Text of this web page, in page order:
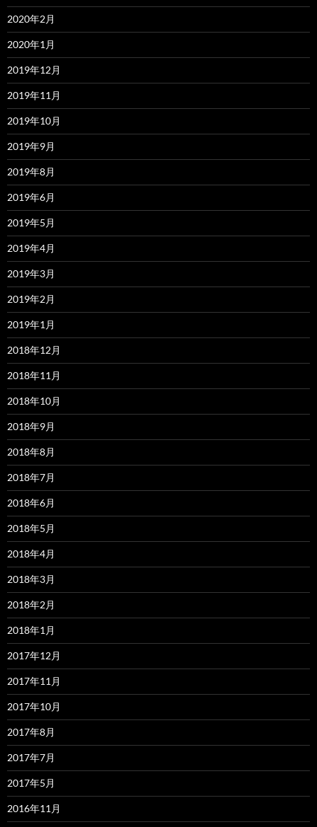
2020年2月
2020年1月
2019年12月
2019年11月
2019年10月
2019年9月
2019年8月
2019年6月
2019年5月
2019年4月
2019年3月
2019年2月
2019年1月
2018年12月
2018年11月
2018年10月
2018年9月
2018年8月
2018年7月
2018年6月
2018年5月
2018年4月
2018年3月
2018年2月
2018年1月
2017年12月
2017年11月
2017年10月
2017年8月
2017年7月
2017年5月
2016年11月